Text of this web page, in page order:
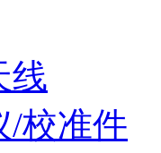
线
/校准件